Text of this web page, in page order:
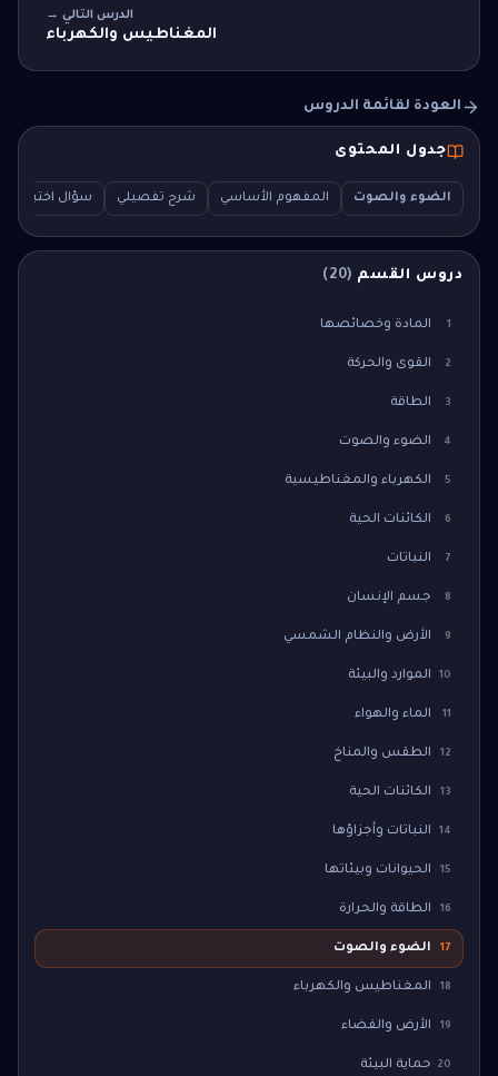
الدرس التالي →
المغناطيس والكهرباء
العودة لقائمة الدروس
جدول المحتوى
الضوء والصوت المفهوم الأساسي شرح تفصيلي سؤال اختبار (MCQ)
دروس القسم (
20
)
1 المادة وخصائصها
2 القوى والحركة
3 الطاقة
4 الضوء والصوت
5 الكهرباء والمغناطيسية
6 الكائنات الحية
7 النباتات
8 جسم الإنسان
9 الأرض والنظام الشمسي
10 الموارد والبيئة
11 الماء والهواء
12 الطقس والمناخ
13 الكائنات الحية
14 النباتات وأجزاؤها
15 الحيوانات وبيئاتها
16 الطاقة والحرارة
17 الضوء والصوت
18 المغناطيس والكهرباء
19 الأرض والفضاء
20 حماية البيئة